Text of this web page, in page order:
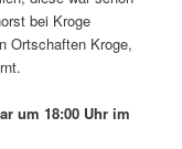
bei Kroge
Ortschaften Kroge,
um 18:00 Uhr im